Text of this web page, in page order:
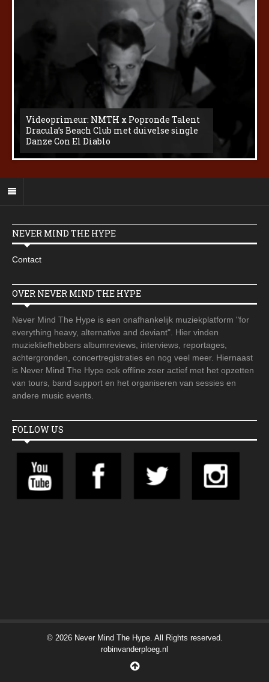
Videoprimeur: NMTH x Popronde Talent
Dracula’s Beach Club met duivelse single
Danze Con El Diablo
NEVER MIND THE HYPE
Contact
OVER NEVER MIND THE HYPE
Never Mind The Hype is een onafhankelijk muziekplatform "for
everything heavy, alternative and deviant". Hier vinden
muziekliefhebbers albumreviews, interviews, reportages,
achtergronden, concertregistraties en nog veel meer. Hiernaast
is Never Mind The Hype ook offline zeer actief met het opzetten
van tours, band support en het organiseren van sessies en
andere music events.
FOLLOW US
© 2026 Never Mind The Hype. All Rights reserved.
robinvanderploeg.nl